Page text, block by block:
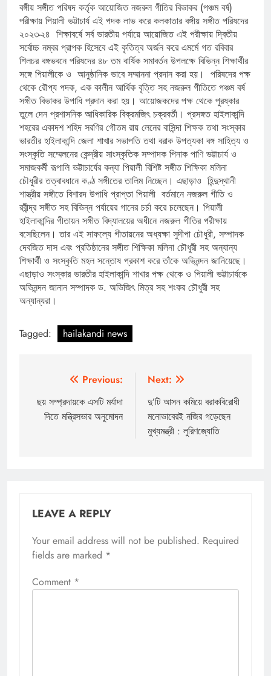
বঙ্গীয় সঙ্গীত পরিষদ কর্তৃক আয়োজিত নজরুল গীতির বিভাকর (পঞ্চম বর্ষ)
পরীক্ষায় পিয়ালী ভট্টাচার্য এই পদক লাভ করে কলকাতার বঙ্গীয় সঙ্গীত পরিষদের
২০২৩-২৪ শিক্ষাবর্ষে সর্ব ভারতীয় পর্যায়ে আয়োজিত এই পরীক্ষায় দ্বিতীয়
সর্বোচ্চ নম্বর প্রাপক হিসেবে এই কৃতিত্ব অর্জন করে এমর্মে গত রবিবার
শিলচর বঙ্গভবনে পরিষদের ৪৮ তম বার্ষিক সমাবর্তন উপলক্ষে বিভিন্ন শিক্ষার্থীর
সঙ্গে পিয়ালীকে ও আনুষ্ঠানিক ভাবে সম্মাননা প্রদান করা হয়। পরিষদের পক্ষ
থেকে রৌপ্য পদক, এক কালীন আর্থিক বৃত্তি সহ নজরুল গীতিতে পঞ্চম বর্ষ
সঙ্গীত বিভাকর উপাধি প্রদান করা হয়। আয়োজকদের পক্ষ থেকে পুরষ্কার
তুলে দেন প্রশাসনিক আধিকারিক বিক্রমজিৎ চক্রবর্তী। প্রসঙ্গত হাইলাকান্দি
শহরের একাদশ শহিদ সরণির গৌতম রায় লেনের বাসিন্দা শিক্ষক তথা সংস্কার
ভারতীর হাইলাকান্দি জেলা শাখার সভাপতি তথা বরাক উপত্যকা বঙ্গ সাহিত্য ও
সংস্কৃতি সম্মেলনের কেন্দ্রীয় সাংস্কৃতিক সম্পাদক পিনাক পাণি ভট্টাচার্য ও
সমাজকর্মী রূপালি ভট্টাচার্যের কন্যা পিয়ালী বিশিষ্ট সঙ্গীত শিক্ষিকা মলিনা
চৌধুরীর তত্বাবধানে কণ্ঠ সঙ্গীতের তালিম নিচ্ছেন। এছাড়াও হিন্দুস্থানী
শাস্ত্রীয় সঙ্গীতে বিশারদ উপাধি প্রাপ্তা পিয়ালী বর্তমানে নজরুল গীতি ও
রবীন্দ্র সঙ্গীত সহ বিভিন্ন পর্যায়ের গানের চর্চা করে চলেছেন। পিয়ালী
হাইলাকান্দির গীতায়ন সঙ্গীত বিদ্যালয়ের অধীনে নজরুল গীতির পরীক্ষায়
বসেছিলেন। তার এই সাফল্যে গীতায়নের অধ্যক্ষা সুদীপা চৌধুরী, সম্পাদক
দেবজিত দাস এবং প্রতিষ্ঠানের সঙ্গীত শিক্ষিকা মলিনা চৌধুরী সহ অন্যান্য
শিক্ষার্থী ও সংস্কৃতি মহল সন্তোষ প্রকাশ করে তাঁকে অভিনন্দন জানিয়েছে।
এছাড়াও সংস্কার ভারতীর হাইলাকান্দি শাখার পক্ষ থেকে ও পিয়ালী ভট্টাচার্যকে
অভিনন্দন জানান সম্পাদক ড. অভিজিৎ মিত্র সহ শংকর চৌধুরী সহ
অন্যান্যরা।
Tagged: hailakandi news
navigation
Previous:
ছয় সম্প্রদায়কে এসটি মর্যাদা
দিতে মন্ত্রিসভার অনুমোদন
Next:
দু’টি আসন কমিয়ে বরাকবিরোধী
মনোভাবেরই নজির গড়েছেন
মুখ্যমন্ত্রী : লুরিণজ্যোতি
LEAVE A REPLY
Your email address will not be published. Required
fields are marked *
Comment *